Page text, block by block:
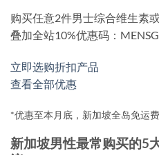
购买任意2件男士综合维生素
叠加全站10%优惠码：
立即选购折扣产品
查看全部优惠
*优惠至本月底，新加坡全岛免运费
新加坡男性最常购买的5